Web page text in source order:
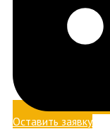
Оставить заявку